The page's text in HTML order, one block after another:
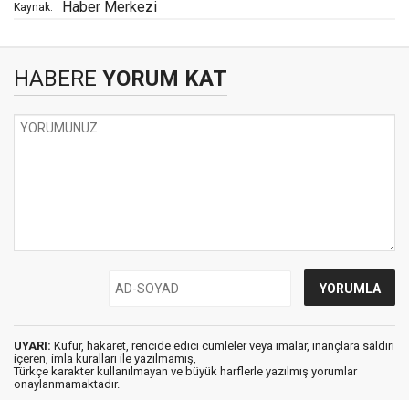
Kaynak: Haber Merkezi
HABERE YORUM KAT
UYARI: Küfür, hakaret, rencide edici cümleler veya imalar, inançlara saldırı
içeren, imla kuralları ile yazılmamış,
Türkçe karakter kullanılmayan ve büyük harflerle yazılmış yorumlar
onaylanmamaktadır.